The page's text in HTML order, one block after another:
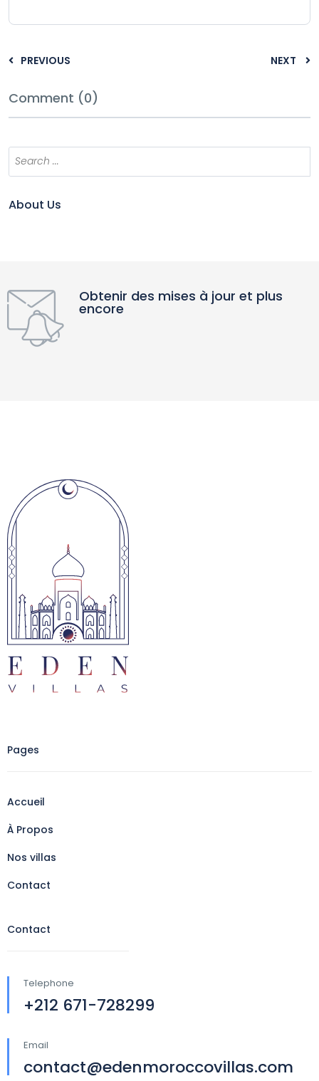
PREVIOUS NEXT
Comment (0)
About Us
Obtenir des mises à jour et plus
encore
Pages
Accueil
À Propos
Nos villas
Contact
Contact
Telephone
+212 671-728299
Email
contact@edenmoroccovillas.com